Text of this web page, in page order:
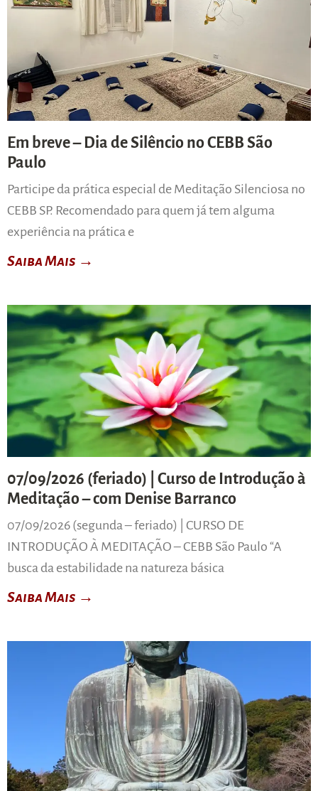
Em breve – Dia de Silêncio no CEBB São
Paulo
Participe da prática especial de Meditação Silenciosa no
CEBB SP. Recomendado para quem já tem alguma
experiência na prática e
Saiba Mais →
07/09/2026 (feriado) | Curso de Introdução à
Meditação – com Denise Barranco
07/09/2026 (segunda – feriado) | CURSO DE
INTRODUÇÃO À MEDITAÇÃO – CEBB São Paulo “A
busca da estabilidade na natureza básica
Saiba Mais →